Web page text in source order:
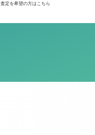
査定を希望の方はこちら